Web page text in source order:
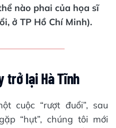
nào phai của họa sĩ
ở TP Hồ Chí Minh).
trở lại Hà Tĩnh
cuộc “rượt đuổi”, sau
“hụt”, chúng tôi mới